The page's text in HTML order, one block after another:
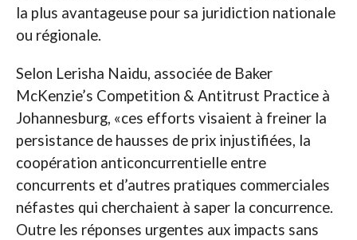
la plus avantageuse pour sa juridiction nationale
ou régionale.
Selon Lerisha Naidu, associée de Baker
McKenzie’s Competition & Antitrust Practice à
Johannesburg, «ces efforts visaient à freiner la
persistance de hausses de prix injustifiées, la
coopération anticoncurrentielle entre
concurrents et d’autres pratiques commerciales
néfastes qui cherchaient à saper la concurrence.
Outre les réponses urgentes aux impacts sans